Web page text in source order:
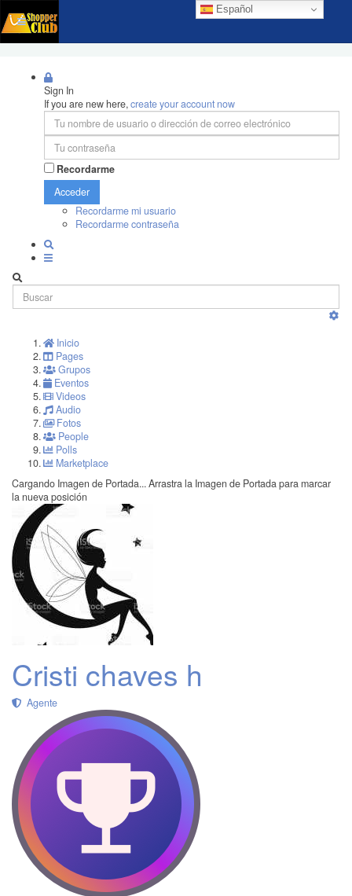
Español
Sign In
If you are new here,create your account now
Recordarme
Acceder
Recordarme mi usuario
Recordarme contraseña
Inicio
Pages
Grupos
Eventos
Videos
Audio
Fotos
People
Polls
Marketplace
Cargando Imagen de Portada... Arrastra la Imagen de Portada para marcar
la nueva posición
Cristi chaves h
Agente